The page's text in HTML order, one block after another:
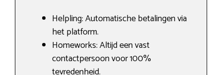
Helpling: Automatische betalingen via
het platform.
Homeworks: Altijd een vast
contactpersoon voor 100%
tevredenheid.